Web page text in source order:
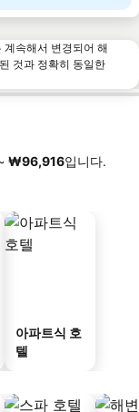
속해서 변경되어 해
것과 정확히 동일한
‎₩96,916입니다.
아파트식 호
텔